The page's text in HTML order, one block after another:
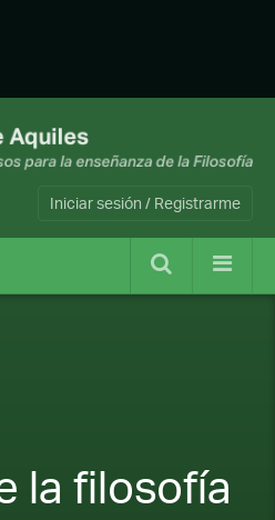
Iniciar sesión / Registrarme
la filosofía